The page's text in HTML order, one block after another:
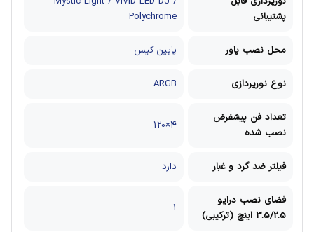
پشتیبانی
Polychrome
محل نصب پاور پایین کیس
نوع نورپردازی ARGB
تعداد فن پیشفرض
نصب شده
4×120
فیلتر ضد گرد و غبار دارد
فضای نصب درایو
3.5/2.5 اینچ (ترکیبی)
1